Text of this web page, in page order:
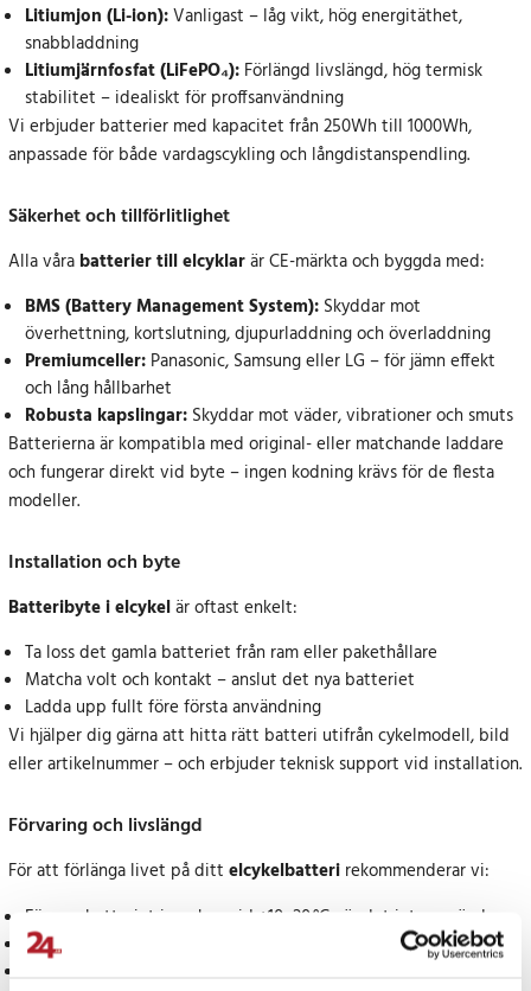
Litiumjon (Li-ion):Vanligast – låg vikt, hög energitäthet,
snabbladdning
Litiumjärnfosfat (LiFePO₄): Förlängd livslängd, hög termisk
stabilitet – idealiskt för proffsanvändning
Vi erbjuder batterier med kapacitet från 250Wh till 1000Wh,
anpassade för både vardagscykling och långdistanspendling.
Säkerhet och tillförlitlighet
Alla våra batterier till elcyklarär CE-märkta och byggda med:
BMS (Battery Management System): Skyddar mot
överhettning, kortslutning, djupurladdning och överladdning
Premiumceller: Panasonic, Samsung eller LG – för jämn effekt
och lång hållbarhet
Robusta kapslingar: Skyddar mot väder, vibrationer och smuts
Batterierna är kompatibla med original- eller matchande laddare
och fungerar direkt vid byte – ingen kodning krävs för de flesta
modeller.
Installation och byte
Batteribyte i elcykelär oftast enkelt:
Ta loss det gamla batteriet från ram eller pakethållare
Matcha volt och kontakt – anslut det nya batteriet
Ladda upp fullt före första användning
Vi hjälper dig gärna att hitta rätt batteri utifrån cykelmodell, bild
eller artikelnummer – och erbjuder teknisk support vid installation.
Förvaring och livslängd
För att förlänga livet på ditt elcykelbatteri rekommenderar vi:
Förvara batteriet inomhus vid +10–20 °C när det inte används
Ladda regelbundet – undvik att gå ner till 0 %